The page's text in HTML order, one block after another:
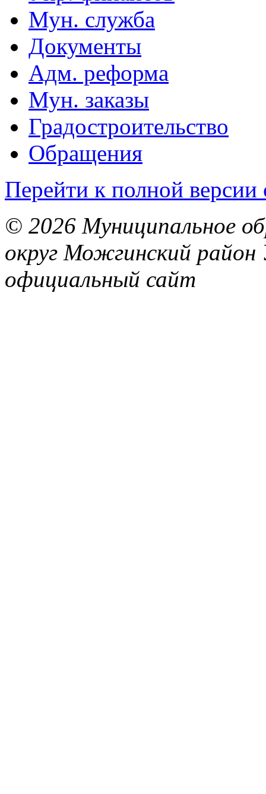
Мун. служба
Документы
Адм. реформа
Мун. заказы
Градостроительство
Обращения
Перейти к полной версии
© 2026 Муниципальное
округ Можгинский район
официальный сайт